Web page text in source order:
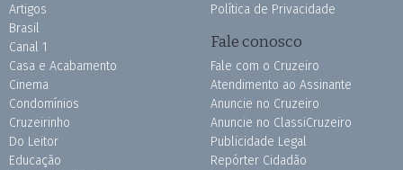
Artigos
Brasil
Canal 1
Casa e Acabamento
Cinema
Condomínios
Cruzeirinho
Do Leitor
Educação
Política de Privacidade
Fale conosco
Fale com o Cruzeiro
Atendimento ao Assinante
Anuncie no Cruzeiro
Anuncie no ClassiCruzeiro
Publicidade Legal
Repórter Cidadão